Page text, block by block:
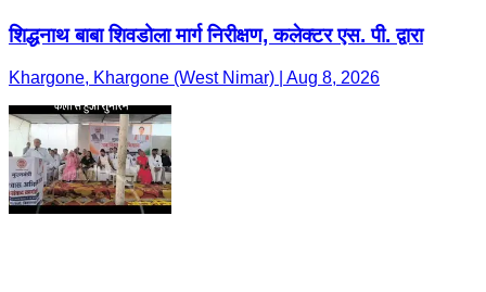
शिद्धनाथ बाबा शिवडोला मार्ग निरीक्षण, कलेक्टर एस. पी. द्वारा
Khargone, Khargone (West Nimar) | Aug 8, 2026